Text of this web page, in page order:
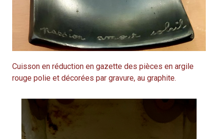
Cuisson en réduction en gazette des pièces en argile
rouge polie et décorées par gravure, au graphite.